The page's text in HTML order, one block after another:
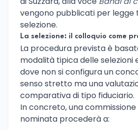
vengono pubblicati per legge
selezione.
La selezione: il colloquio come
La procedura prevista è
modalità tipica delle selezioni
dove non si configura un
senso stretto ma una
comparativa di tipo fiduciario.
In concreto, una
nominata procederà a: